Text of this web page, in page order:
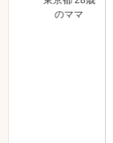
のママ